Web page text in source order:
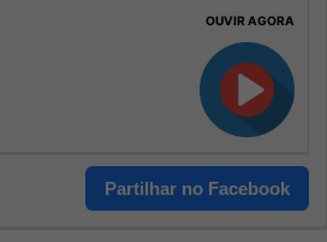
OUVIR AGORA
Partilhar no Facebook